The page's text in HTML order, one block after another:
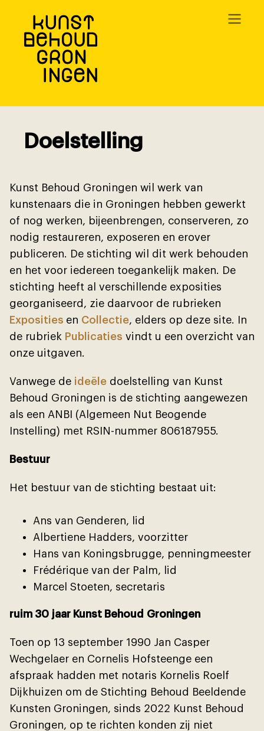
Doelstelling
Kunst Behoud Groningen wil werk van
kunstenaars die in Groningen hebben gewerkt
of nog werken, bĳeenbrengen, conserveren, zo
nodig restaureren, exposeren en erover
publiceren. De stichting wil dit werk behouden
en het voor iedereen toegankelĳk maken. De
stichting heeft al verschillende exposities
georganiseerd, zie daarvoor de rubrieken
Exposities en Collectie, elders op deze site. In
de rubriek Publicaties vindt u een overzicht van
onze uitgaven.
Vanwege de ideële doelstelling van Kunst
Behoud Groningen is de stichting aangewezen
als een ANBI (Algemeen Nut Beogende
Instelling) met RSIN-nummer 806187955.
Bestuur
Het bestuur van de stichting bestaat uit:
Ans van Genderen, lid
Albertiene Hadders, voorzitter
Hans van Koningsbrugge, penningmeester
Frédérique van der Palm, lid
Marcel Stoeten, secretaris
ruim 30 jaar Kunst Behoud Groningen
Toen op 13 september 1990 Jan Casper
Wechgelaer en Cornelis Hofsteenge een
afspraak hadden met notaris Kornelis Roelf
Dĳkhuizen om de Stichting Behoud Beeldende
Kunsten Groningen, sinds 2022 Kunst Behoud
Groningen, op te richten konden zĳ niet